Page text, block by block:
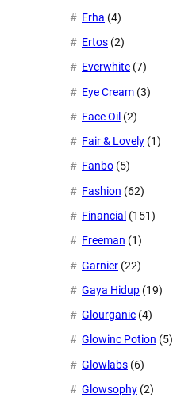
Erha (4)
Ertos (2)
Everwhite (7)
Eye Cream (3)
Face Oil (2)
Fair & Lovely (1)
Fanbo (5)
Fashion (62)
Financial (151)
Freeman (1)
Garnier (22)
Gaya Hidup (19)
Glourganic (4)
Glowinc Potion (5)
Glowlabs (6)
Glowsophy (2)